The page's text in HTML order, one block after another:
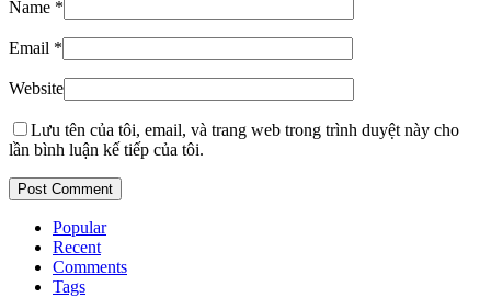
Name *
Email *
Website
Lưu tên của tôi, email, và trang web trong trình duyệt này cho
lần bình luận kế tiếp của tôi.
Popular
Recent
Comments
Tags